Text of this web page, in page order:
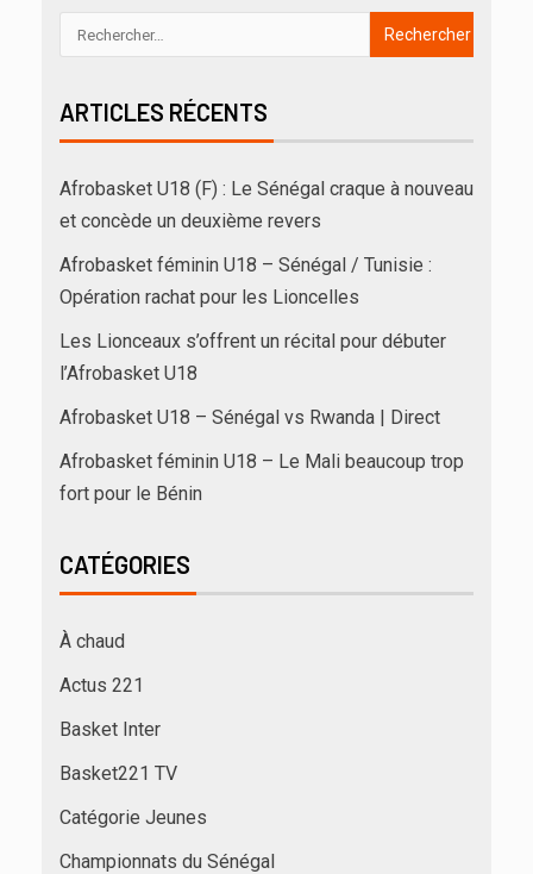
ARTICLES RÉCENTS
Afrobasket U18 (F) : Le Sénégal craque à nouveau
et concède un deuxième revers
Afrobasket féminin U18 – Sénégal / Tunisie :
Opération rachat pour les Lioncelles
Les Lionceaux s’offrent un récital pour débuter
l’Afrobasket U18
Afrobasket U18 – Sénégal vs Rwanda | Direct
Afrobasket féminin U18 – Le Mali beaucoup trop
fort pour le Bénin
CATÉGORIES
À chaud
Actus 221
Basket Inter
Basket221 TV
Catégorie Jeunes
Championnats du Sénégal